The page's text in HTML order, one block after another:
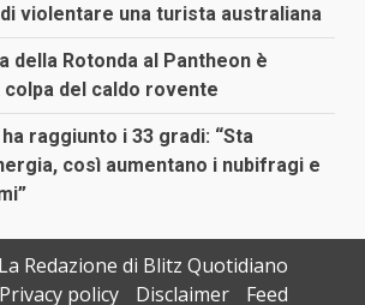
violentare una turista australiana
della Rotonda al Pantheon è
del caldo rovente
raggiunto i 33 gradi: “Sta
così aumentano i nubifragi e
La Redazione di Blitz Quotidiano
Privacy policy Disclaimer Feed